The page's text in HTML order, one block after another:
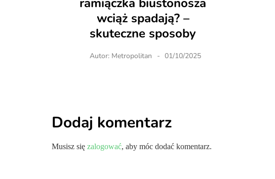
wciąż spadają? –
skuteczne sposoby
Autor: Metropolitan 01/10/2025
Dodaj komentarz
Musisz się zalogować, aby móc dodać komentarz.